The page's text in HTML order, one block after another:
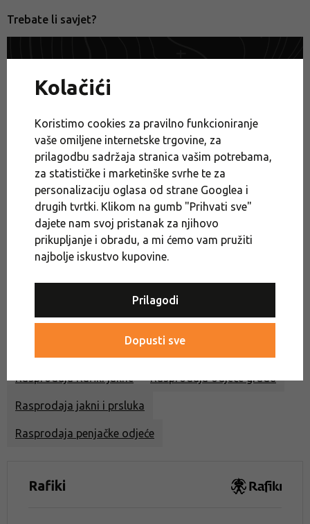
Trebate li savjet?
Trebate li savjet?
Outdoor Expert
ili koristite naš chat (pon–pet 8:00–16:30)
Zimske jakne Ženska outdoor odjeća
Ženske jakne, kaputi i prsluci Ženske zimske jakne
Akcija Moda i putovanja Odjeća za grad
KEEN barefoot čak -35 %
Jakne prema aktivnostima Jakne
Jakne za penjanje
Nightshopping - EXTRA popust 10 %
Rasprodaja Rafiki jakne Rasprodaja odjeće gradu
Rasprodaja jakni i prsluka
Rasprodaja penjačke odjeće
Rafiki
Kolačići
Koristimo cookies za pravilno funkcioniranje
vaše omiljene internetske trgovine, za
prilagodbu sadržaja stranica vašim potrebama,
za statističke i marketinške svrhe te za
personalizaciju oglasa od strane Googlea i
drugih tvrtki. Klikom na gumb "Prihvati sve"
dajete nam svoj pristanak za njihovo
prikupljanje i obradu, a mi ćemo vam pružiti
najbolje iskustvo kupovine.
Prilagodi
Dopusti sve